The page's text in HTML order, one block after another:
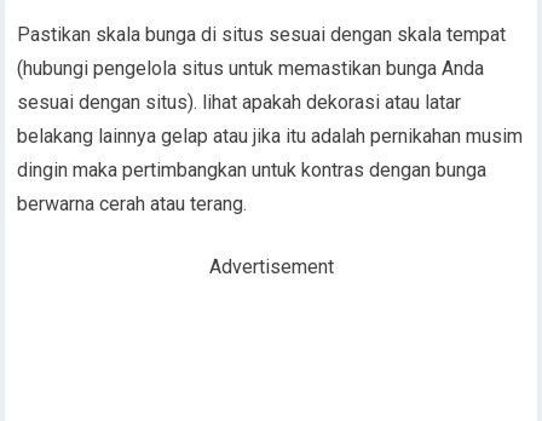
Pastikan skala bunga di situs sesuai dengan skala tempat
(hubungi pengelola situs untuk memastikan bunga Anda
sesuai dengan situs). lihat apakah dekorasi atau latar
belakang lainnya gelap atau jika itu adalah pernikahan musim
dingin maka pertimbangkan untuk kontras dengan bunga
berwarna cerah atau terang.
Advertisement